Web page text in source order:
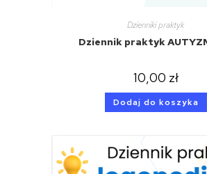
Dzienniki praktyk
Dziennik praktyk
10,00 zł
Dodaj do koszyka